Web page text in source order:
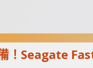
！Seagate